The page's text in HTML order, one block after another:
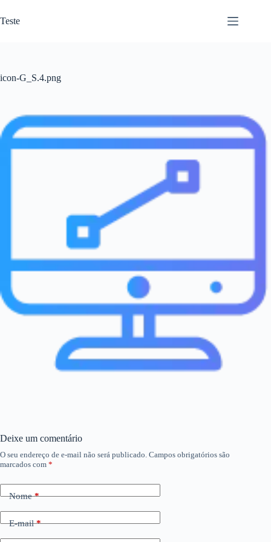
para
o
Teste
icon-G_S.4.png
Deixe um comentário
O seu endereço de e-mail não será publicado. Campos obrigatórios são
marcados com *
Nome*
E-mail*